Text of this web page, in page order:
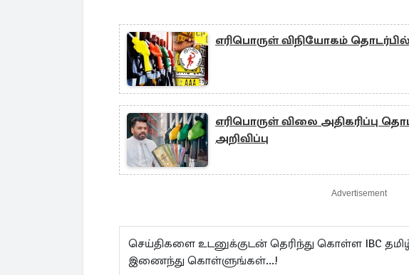
எரிபொருள் விநியோகம் தொடர்பில்
எரிபொருள் விலை அதிகரிப்பு
அறிவிப்பு
Advertisement
செய்திகளை உடனுக்குடன் தெரிந்து கொள்ள IBC
இணைந்து கொள்ளுங்கள்...!